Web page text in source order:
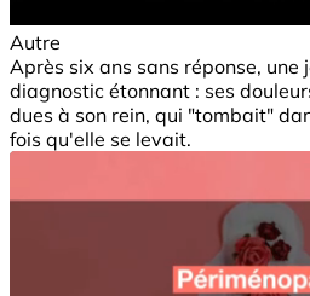
Autre
Après six ans sans réponse, une
diagnostic étonnant : ses
dues à son rein, qui "tombait"
fois qu'elle se levait.